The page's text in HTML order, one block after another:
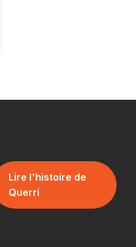
Lire l'histoire de
Querri